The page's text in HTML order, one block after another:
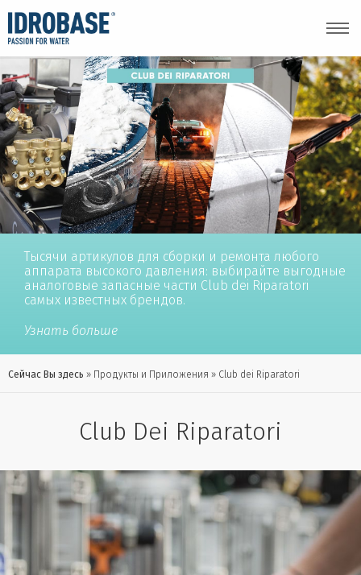
Тысячи артикулов для сборки и ремонта любого
аппарата высокого давления: выбирайте выгодные
аналоговые запасные части Club dei Riparatori
самых известных брендов.
Узнать больше
Сейчас Вы здесь Продукты и Приложения Club dei Riparatori
Club Dei Riparatori